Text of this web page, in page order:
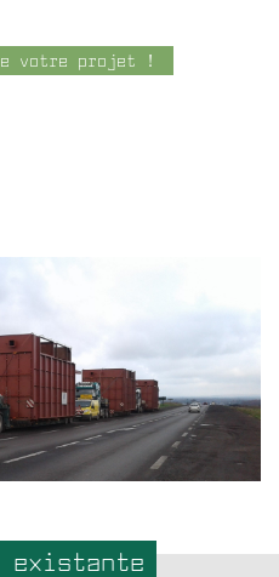
votre projet !
existante